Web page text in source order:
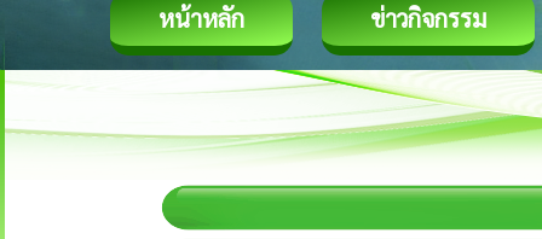
หน้าหลัก ข่าวกิจกรรม